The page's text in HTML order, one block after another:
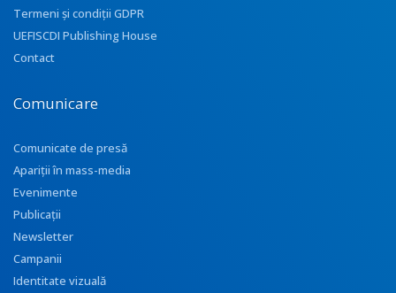
Termeni și condiții GDPR
UEFISCDI Publishing House
Contact
Comunicare
Comunicate de presă
Apariţii în mass-media
Evenimente
Publicații
Newsletter
Campanii
Identitate vizuală